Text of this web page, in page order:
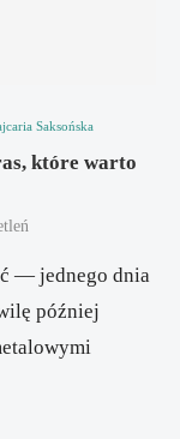
Saksońska
które warto
— jednego dnia
później